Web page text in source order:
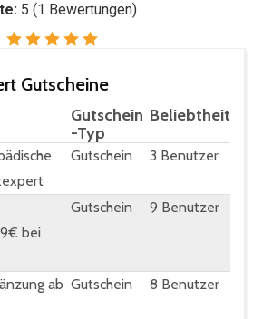
5 (1 Bewertungen)
Gutscheine
Gutschein
-Typ
Beliebtheit
Gutschein 3 Benutzer
bei
Gutschein 9 Benutzer
ab Gutschein 8 Benutzer